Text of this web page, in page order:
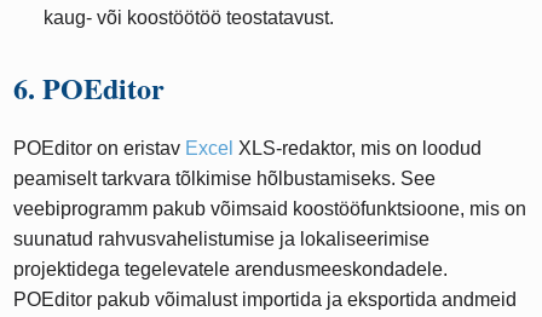
kaug- või koostöötöö teostatavust.
6. POEditor
POEditor on eristav Excel XLS-redaktor, mis on loodud
peamiselt tarkvara tõlkimise hõlbustamiseks. See
veebiprogramm pakub võimsaid koostööfunktsioone, mis on
suunatud rahvusvahelistumise ja lokaliseerimise
projektidega tegelevatele arendusmeeskondadele.
POEditor pakub võimalust importida ja eksportida andmeid